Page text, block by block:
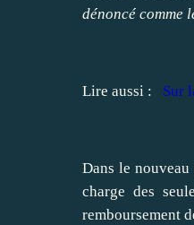
dénoncé comme
Lire aussi : Sur
Dans le
charge des
remboursement